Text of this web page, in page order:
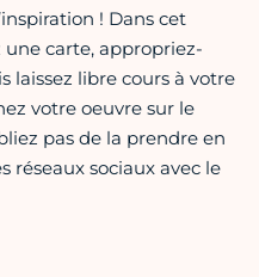
! Dans cet
une carte, appropriez-
laissez libre cours à votre
votre oeuvre sur le
pas de la prendre en
réseaux sociaux avec le